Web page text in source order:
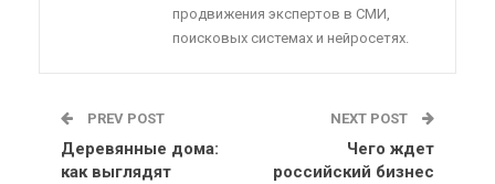
продвижения экспертов в СМИ,
поисковых системах и нейросетях.
PREV POST
Деревянные дома:
как выглядят
NEXT POST
Чего ждет
российский бизнес